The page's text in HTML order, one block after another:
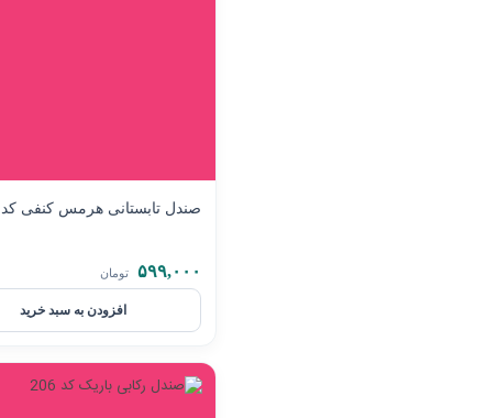
صندل تابستانی هرمس کنفی کد 410
۵۹۹,۰۰۰ تومان
افزودن به سبد خرید